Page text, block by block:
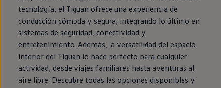
tecnología, el Tiguan ofrece una experiencia de
conducción cómoda y segura, integrando lo último en
sistemas de seguridad, conectividad y
entretenimiento. Además, la versatilidad del espacio
interior del Tiguan lo hace perfecto para cualquier
actividad, desde viajes familiares hasta aventuras al
aire libre. Descubre todas las opciones disponibles y